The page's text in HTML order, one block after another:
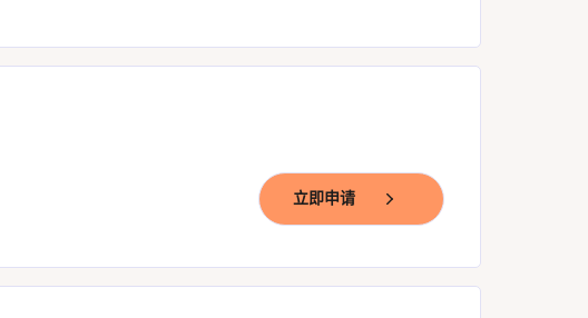
立即申请